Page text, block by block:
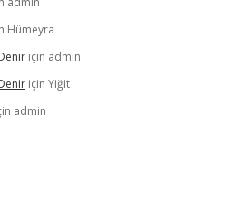
Hümeyra
için admin
için Yiğit
admin